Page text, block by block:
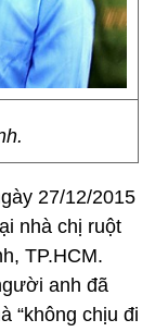
27/12/2015
nhà chị ruột
TP.HCM.
anh đã
“không chịu đi